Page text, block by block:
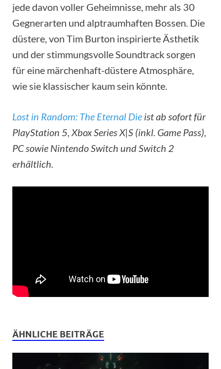
jede davon voller Geheimnisse, mehr als 30
Gegnerarten und alptraumhaften Bossen. Die
düstere, von Tim Burton inspirierte Ästhetik
und der stimmungsvolle Soundtrack sorgen
für eine märchenhaft-düstere Atmosphäre,
wie sie klassischer kaum sein könnte.
Lost in Random: The Eternal Die ist ab sofort für
PlayStation 5, Xbox Series X|S (inkl. Game Pass),
PC sowie Nintendo Switch und Switch 2
erhältlich.
ÄHNLICHE BEITRÄGE